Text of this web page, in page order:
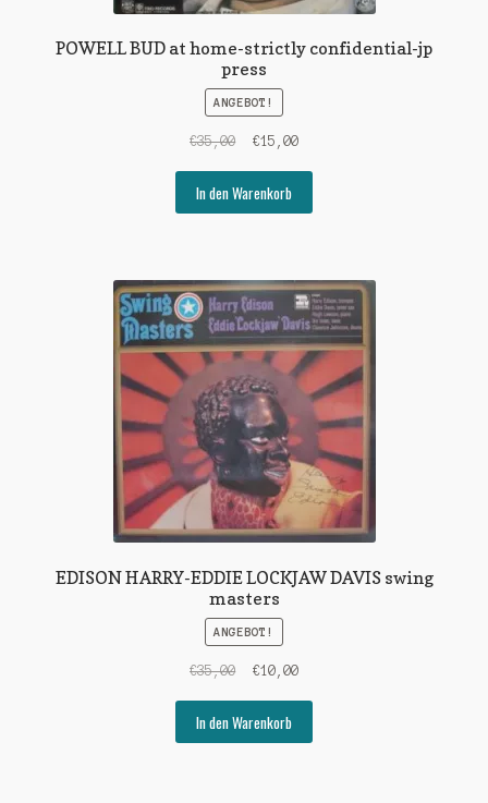
POWELL BUD at home-strictly confidential-jp
press
ANGEBOT!
€35,00
Ursprünglicher
war:
€35,00
€15,00Aktueller
€15,00.
In den Warenkorb
EDISON HARRY-EDDIE LOCKJAW DAVIS swing
masters
ANGEBOT!
€35,00
Ursprünglicher
war:
€35,00
€10,00Aktueller
€10,00.
In den Warenkorb